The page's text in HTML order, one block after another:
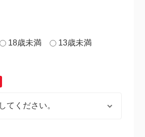
18歳未満 13歳未満